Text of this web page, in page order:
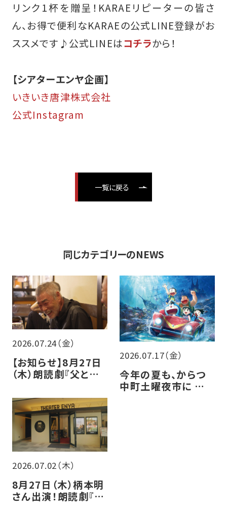
リンク1杯を贈呈！KARAEリピーターの皆さ
ん、お得で便利なKARAEの公式LINE登録がお
ススメです♪ 公式LINEはコチラから！
【シアターエンヤ企画】
いきいき唐津株式会社
公式Instagram
一覧に戻る
同じカテゴリーのNEWS
2026.07.24（金）
【お知らせ】8月27日
（木）朗読劇『父と暮
について
2026.07.17（金）
今年の夏も、からつ
中町土曜夜市に シア
2026.07.02（木）
8月27日（木）柄本明
さん出演！朗読劇『父